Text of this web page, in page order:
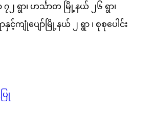
၇၂ ရွာ၊ ဟင်္သာတ မြို့နယ် ၂၆ ရွာ၊
ကျုံပျော်မြို့နယ် ၂ ရွာ ၊ စုစုပေါင်း
ြု